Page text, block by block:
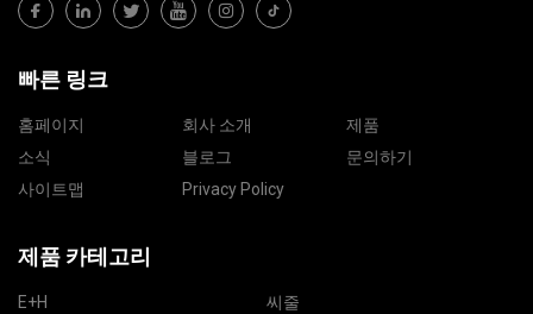
빠른 링크
홈페이지 회사 소개
제품
소식
블로그
문의하기
사이트맵
Privacy Policy
제품 카테고리
E+H
씨줄